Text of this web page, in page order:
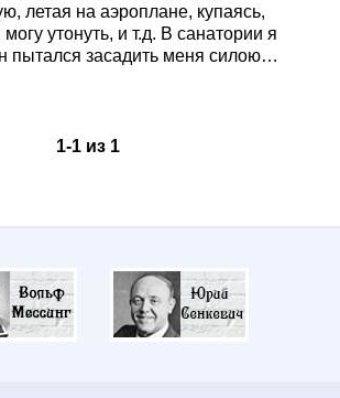
летая на аэроплане, купаясь,
утонуть, и т.д. В санатории я
пытался засадить меня силою…
1-1 из 1